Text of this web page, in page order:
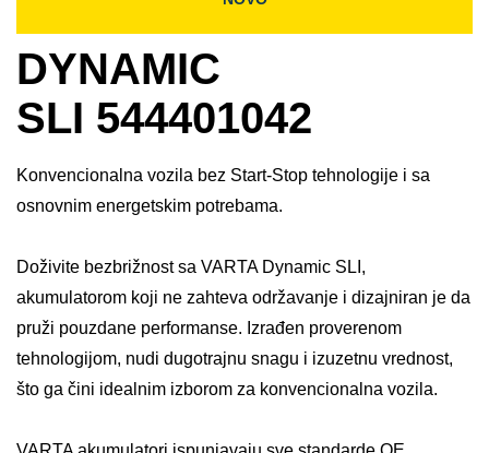
DYNAMIC
SLI 544401042
Konvencionalna vozila bez Start-Stop tehnologije i sa
osnovnim energetskim potrebama.
Doživite bezbrižnost sa VARTA Dynamic SLI,
akumulatorom koji ne zahteva održavanje i dizajniran je da
pruži pouzdane performanse. Izrađen proverenom
tehnologijom, nudi dugotrajnu snagu i izuzetnu vrednost,
što ga čini idealnim izborom za konvencionalna vozila. ​